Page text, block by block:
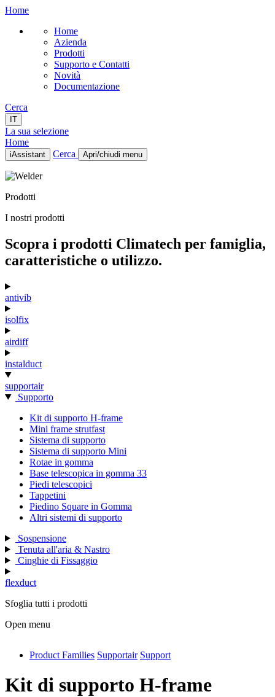
Home
Home
Azienda
Prodotti
Supporto e Contatti
Novità
Documentazione
Cerca
IT
La sua selezione
Home
iAssistant Cerca Apri/chiudi menu
Home
Prodotti
Novità
IT
Prodotti
I nostri prodotti
Scopra i prodotti Climatech per famiglia,
caratteristiche o utilizzo.
antivib
isolfix
airdiff
instalduct
supportair
Supporto
Kit di supporto H-frame
Mini frame strutfast
Sistema di supporto
Sistema di supporto Mini
Rotae in gomma
Base telescopica in gomma 33
Piedi telescopici
Tappetini
Piedino Square in Gomma
Altri sistemi di supporto
Sospensione
Tenuta all'aria & Nastro
Cinghie di Fissaggio
flexduct
Sfoglia tutti i prodotti
Open menu
antivib
isolfix
Product Families Supportair Support
Kit di supporto H-frame